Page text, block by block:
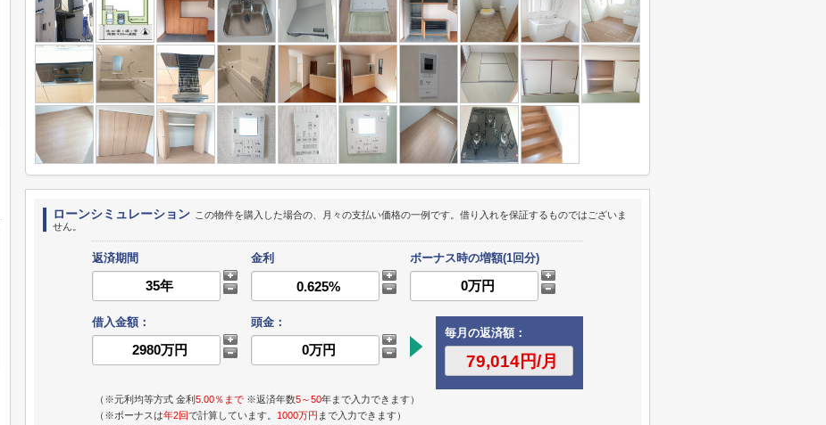
ローンシミュレーション この物件を購入した場合の、月々の支払い価格の一例です。借り入れを保証するものではございま
せん。
返済期間 金利 ボーナス時の増額(1回分)
借入金額：
頭金：
毎月の返済額：
（※元利均等方式 金利5.00％まで ※返済年数5～50年まで入力できます）
（※ボーナスは年2回で計算しています。 1000万円 まで入力できます）